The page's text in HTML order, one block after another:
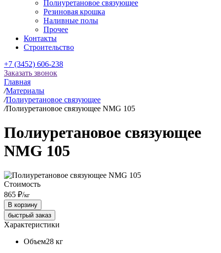
Полиуретановое связующее
Резиновая крошка
Наливные полы
Прочее
Контакты
Строительство
+7 (3452) 606-238
Заказать звонок
Главная
/Материалы
/Полиуретановое связующее
/Полиуретановое связующее NMG 105
Полиуретановое связующее
NMG 105
Стоимость
865 ₽/кг
В корзину
быстрый заказ
Характеристики
Объем28 кг